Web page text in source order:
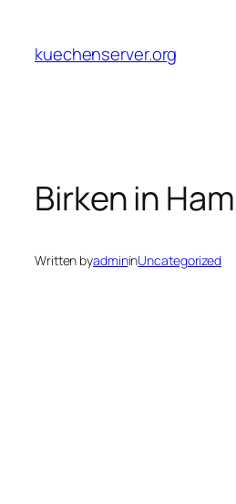
content
kuechenserver.org
Birken in
Written byadmininUncategorized